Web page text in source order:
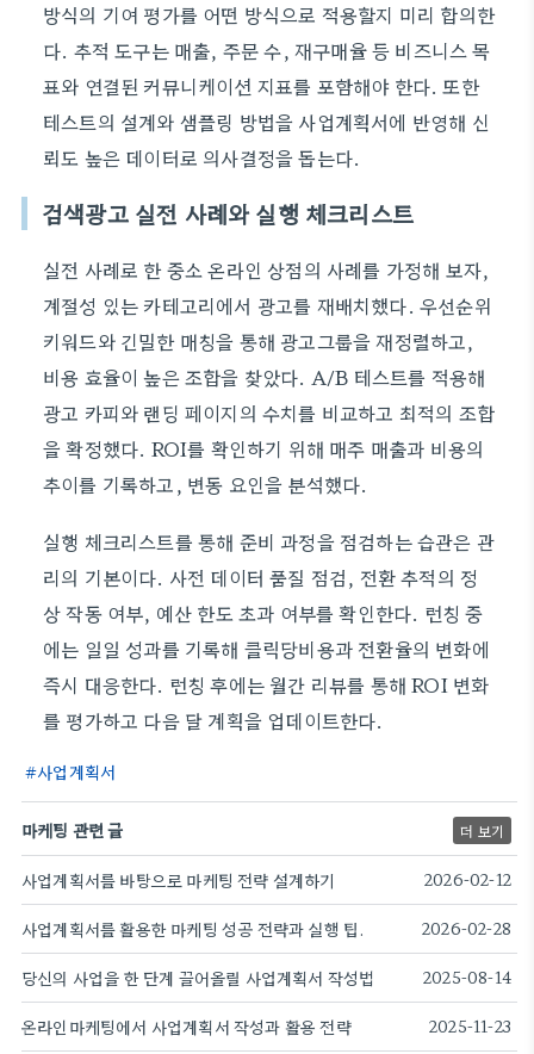
방식의 기여 평가를 어떤 방식으로 적용할지 미리 합의한
다. 추적 도구는 매출, 주문 수, 재구매율 등 비즈니스 목
표와 연결된 커뮤니케이션 지표를 포함해야 한다. 또한
테스트의 설계와 샘플링 방법을 사업계획서에 반영해 신
뢰도 높은 데이터로 의사결정을 돕는다.
검색광고 실전 사례와 실행 체크리스트
실전 사례로 한 중소 온라인 상점의 사례를 가정해 보자,
계절성 있는 카테고리에서 광고를 재배치했다. 우선순위
키워드와 긴밀한 매칭을 통해 광고그룹을 재정렬하고,
비용 효율이 높은 조합을 찾았다. A/B 테스트를 적용해
광고 카피와 랜딩 페이지의 수치를 비교하고 최적의 조합
을 확정했다. ROI를 확인하기 위해 매주 매출과 비용의
추이를 기록하고, 변동 요인을 분석했다.
실행 체크리스트를 통해 준비 과정을 점검하는 습관은 관
리의 기본이다. 사전 데이터 품질 점검, 전환 추적의 정
상 작동 여부, 예산 한도 초과 여부를 확인한다. 런칭 중
에는 일일 성과를 기록해 클릭당비용과 전환율의 변화에
즉시 대응한다. 런칭 후에는 월간 리뷰를 통해 ROI 변화
를 평가하고 다음 달 계획을 업데이트한다.
사업계획서
마케팅 관련 글 더 보기
사업계획서를 바탕으로 마케팅 전략 설계하기 2026-02-12
사업계획서를 활용한 마케팅 성공 전략과 실행 팁. 2026-02-28
당신의 사업을 한 단계 끌어올릴 사업계획서 작성법 2025-08-14
온라인마케팅에서 사업계획서 작성과 활용 전략 2025-11-23